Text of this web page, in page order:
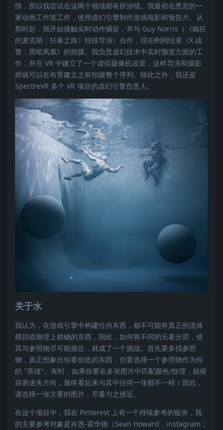
情，所以我尝试在这两个领域都有所涉猎。我最初在悉尼的一
家动画工作室工作，使用虚幻引擎制作游戏电影和预告片。从
那时起，我开始接触实时动作捕捉，并与 Guy Norris（《疯狂
的麦克斯：狂暴之路》特技导演）合作，现在刚刚结束《X 战
警：黑暗凤凰》的拍摄。我负责虚幻技术中实时预览方面的工
作，并在 VR 中建立了一个虚拟摄像机设置，这样导演和摄影
师就可以在布景建立之前拍摄整个序列。除此之外，我还是
SpectreVR 多个 VR 项目的虚幻引擎负责人。
关于水
我认为，在游戏引擎中构建任何东西，都不可能有真正的流体
模拟或物理上精确的东西，因此，如何将不同的元素分层，使
其与参照物尽可能接近，就成了一个挑战。首先要多找参照
物，真正想象出你要创造的东西，但要选择一个参照物作为你
的 "英雄"。有时，如果你要在多张图片中匹配颜色/纹理，就很
容易迷失方向，最终看起来与其中任何一张都不一样！因此，
请选择一张主要的图片，尽量与之接近。
在这个项目中，我在 Pinterest 上有一个持续参考的板块，我
的主要参考对象是肖恩-霍华德（Sean Howard，instagram：